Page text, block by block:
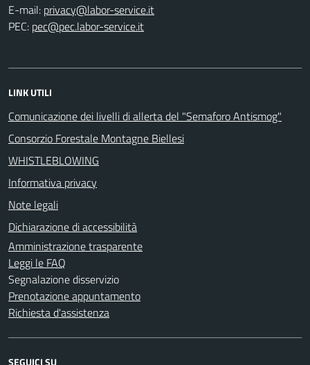
E-mail:
PEC:
LINK UTILI
Comunicazione dei livelli di allerta del "Semaforo Antismog"
Consorzio Forestale Montagne Biellesi
WHISTLEBLOWING
Informativa privacy
Note legali
Dichiarazione di accessibilità
Amministrazione trasparente
Leggi le FAQ
Segnalazione disservizio
Prenotazione appuntamento
Richiesta d'assistenza
SEGUICI SU